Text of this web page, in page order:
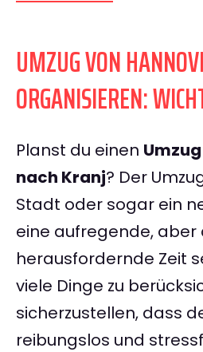
UMZUG VON
ORGANISIEREN:
Planst du einen
nach Kranj? Der
Stadt oder sogar ein
eine aufregende, aber
herausfordernde Zeit
viele Dinge zu
sicherzustellen, dass
reibungslos und